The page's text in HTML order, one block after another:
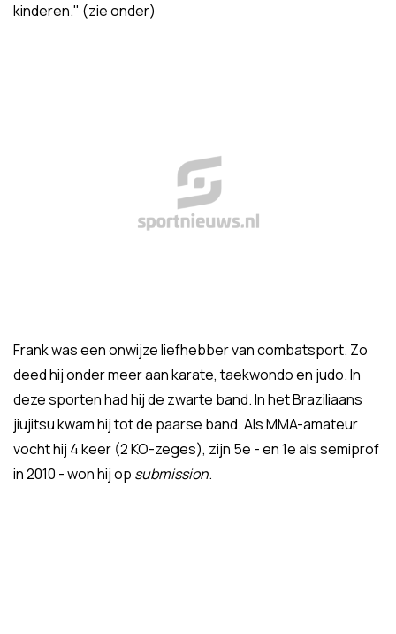
kinderen." (zie onder)
Frank was een onwijze liefhebber van combatsport. Zo
deed hij onder meer aan karate, taekwondo en judo. In
deze sporten had hij de zwarte band. In het Braziliaans
jiujitsu kwam hij tot de paarse band. Als MMA-amateur
vocht hij 4 keer (2 KO-zeges), zijn 5e - en 1e als semiprof
in 2010 - won hij op submission.